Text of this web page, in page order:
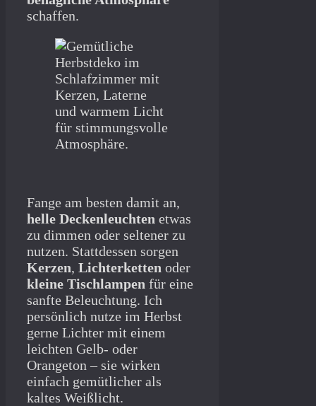
schaffen.
Fange am besten damit an,
helle Deckenleuchten etwas
zu dimmen oder seltener zu
nutzen. Stattdessen sorgen
Kerzen, Lichterketten oder
kleine Tischlampen für eine
sanfte Beleuchtung. Ich
persönlich nutze im Herbst
gerne Lichter mit einem
leichten Gelb- oder
Orangeton – sie wirken
einfach gemütlicher als
kaltes Weißlicht.